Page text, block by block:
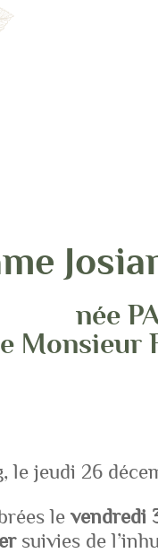
née
Monsieur
jeudi 26
le vendredi
suivies de